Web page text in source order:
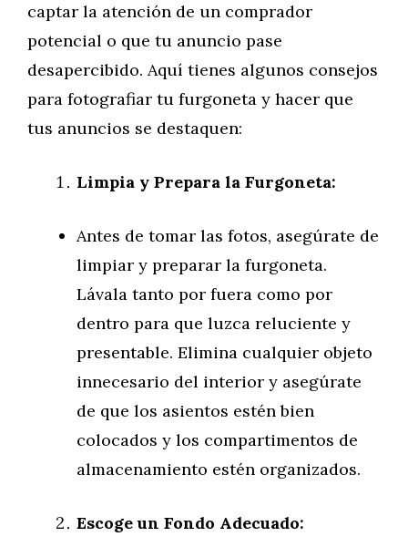
captar la atención de un comprador
potencial o que tu anuncio pase
desapercibido. Aquí tienes algunos consejos
para fotografiar tu furgoneta y hacer que
tus anuncios se destaquen:
Limpia y Prepara la Furgoneta:
Antes de tomar las fotos, asegúrate de
limpiar y preparar la furgoneta.
Lávala tanto por fuera como por
dentro para que luzca reluciente y
presentable. Elimina cualquier objeto
innecesario del interior y asegúrate
de que los asientos estén bien
colocados y los compartimentos de
almacenamiento estén organizados.
Escoge un Fondo Adecuado: